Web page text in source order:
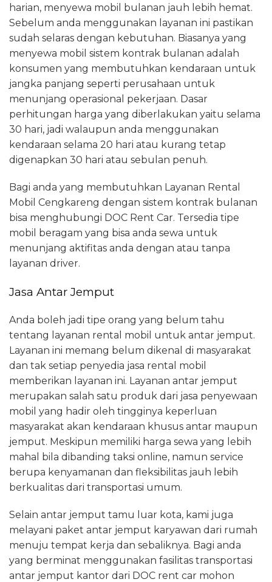
harian, menyewa mobil bulanan jauh lebih hemat.
Sebelum anda menggunakan layanan ini pastikan
sudah selaras dengan kebutuhan. Biasanya yang
menyewa mobil sistem kontrak bulanan adalah
konsumen yang membutuhkan kendaraan untuk
jangka panjang seperti perusahaan untuk
menunjang operasional pekerjaan. Dasar
perhitungan harga yang diberlakukan yaitu selama
30 hari, jadi walaupun anda menggunakan
kendaraan selama 20 hari atau kurang tetap
digenapkan 30 hari atau sebulan penuh.
Bagi anda yang membutuhkan Layanan Rental
Mobil Cengkareng dengan sistem kontrak bulanan
bisa menghubungi DOC Rent Car. Tersedia tipe
mobil beragam yang bisa anda sewa untuk
menunjang aktifitas anda dengan atau tanpa
layanan driver.
Jasa Antar Jemput
Anda boleh jadi tipe orang yang belum tahu
tentang layanan rental mobil untuk antar jemput.
Layanan ini memang belum dikenal di masyarakat
dan tak setiap penyedia jasa rental mobil
memberikan layanan ini. Layanan antar jemput
merupakan salah satu produk dari jasa penyewaan
mobil yang hadir oleh tingginya keperluan
masyarakat akan kendaraan khusus antar maupun
jemput. Meskipun memiliki harga sewa yang lebih
mahal bila dibanding taksi online, namun service
berupa kenyamanan dan fleksibilitas jauh lebih
berkualitas dari transportasi umum.
Selain antar jemput tamu luar kota, kami juga
melayani paket antar jemput karyawan dari rumah
menuju tempat kerja dan sebaliknya. Bagi anda
yang berminat menggunakan fasilitas transportasi
antar jemput kantor dari DOC rent car mohon